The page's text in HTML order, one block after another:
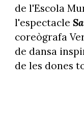
de l'Escola
l'espectacle
coreògrafa
de dansa
de les dones